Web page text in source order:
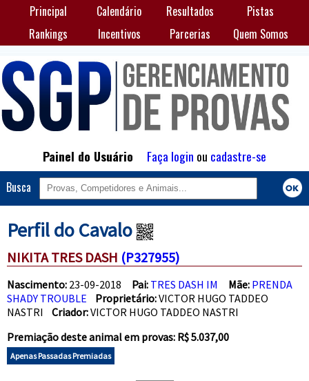
Principal Calendário Resultados
Pistas
Rankings
Incentivos Parcerias Quem Somos
Painel do Usuário Faça login ou cadastre-se
Busca
Perfil do Cavalo
NIKITA TRES DASH (P327955)
Nascimento: 23-09-2018 Pai: TRES DASH IM Mãe: PRENDA
SHADY TROUBLE
Proprietário:VICTOR HUGO TADDEO
NASTRI Criador:VICTOR HUGO TADDEO NASTRI
Premiação deste animal em provas: R$ 5.037,00
Apenas Passadas Premiadas